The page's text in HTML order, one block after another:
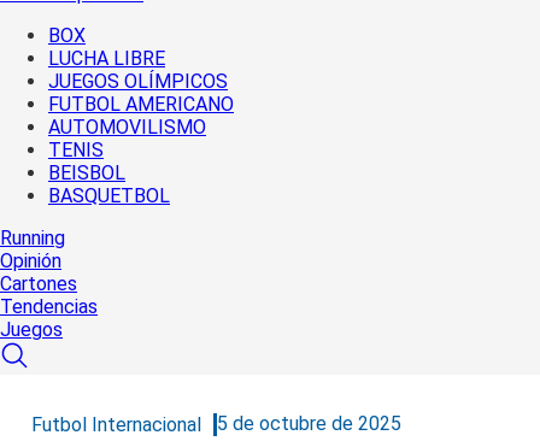
BOX
LUCHA LIBRE
JUEGOS OLÍMPICOS
FUTBOL AMERICANO
AUTOMOVILISMO
TENIS
BEISBOL
BASQUETBOL
Running
Opinión
Cartones
Tendencias
Juegos
Futbol Internacional 5 de octubre de 2025